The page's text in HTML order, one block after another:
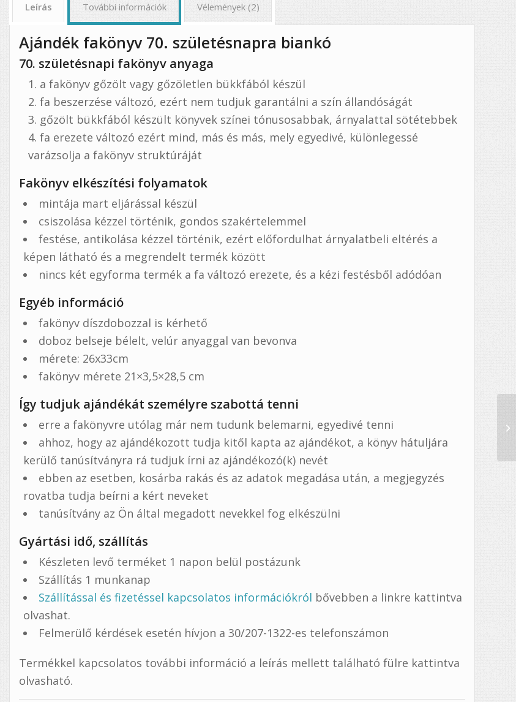
Leírás További információk Vélemények (2)
Ajándék fakönyv 70. születésnapra biankó
70. születésnapi fakönyv anyaga
a fakönyv gőzölt vagy gőzöletlen bükkfából készül
fa beszerzése változó, ezért nem tudjuk garantálni a szín állandóságát
gőzölt bükkfából készült könyvek színei tónusosabbak, árnyalattal sötétebbek
fa erezete változó ezért mind, más és más, mely egyedivé, különlegessé
varázsolja a fakönyv struktúráját
Fakönyv elkészítési folyamatok
mintája mart eljárással készül
csiszolása kézzel történik, gondos szakértelemmel
festése, antikolása kézzel történik, ezért előfordulhat árnyalatbeli eltérés a
képen látható és a megrendelt termék között
nincs két egyforma termék a fa változó erezete, és a kézi festésből adódóan
Egyéb információ
fakönyv díszdobozzal is kérhető
doboz belseje bélelt, velúr anyaggal van bevonva
mérete: 26x33cm
fakönyv mérete 21×3,5×28,5 cm
Így tudjuk ajándékát személyre szabottá tenni
erre a fakönyvre utólag már nem tudunk belemarni, egyedivé tenni
ahhoz, hogy az ajándékozott tudja kitől kapta az ajándékot, a könyv hátuljára
kerülő tanúsítványra rá tudjuk írni az ajándékozó(k) nevét
ebben az esetben, kosárba rakás és az adatok megadása után, a megjegyzés
rovatba tudja beírni a kért neveket
tanúsítvány az Ön által megadott nevekkel fog elkészülni
Gyártási idő, szállítás
Készleten levő terméket 1 napon belül postázunk
Szállítás 1 munkanap
Szállítással és fizetéssel kapcsolatos információkról bővebben a linkre kattintva
olvashat.
Felmerülő kérdések esetén hívjon a 30/207-1322-es telefonszámon
Termékkel kapcsolatos további információ a leírás mellett található fülre kattintva
olvasható.